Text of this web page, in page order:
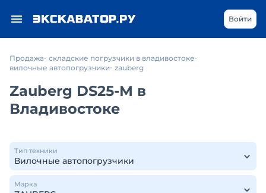
Войти
Продажа складские погрузчики в владивостоке
вилочные автопогрузчики zauberg
Zauberg DS25-M в
Владивостоке
Тип техники
Марка